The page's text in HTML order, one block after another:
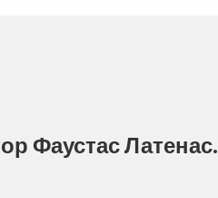
Фаустас Латенас.